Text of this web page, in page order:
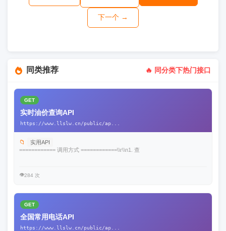
下一个 →
同类推荐 🔥 同分类下热门接口
GET
实时油价查询API
https://www.llslw.cn/public/ap...
📁
实用API
============ 调用方式 ============\\r\\n1. 查
👁️284 次
GET
全国常用电话API
https://www.llslw.cn/public/ap...